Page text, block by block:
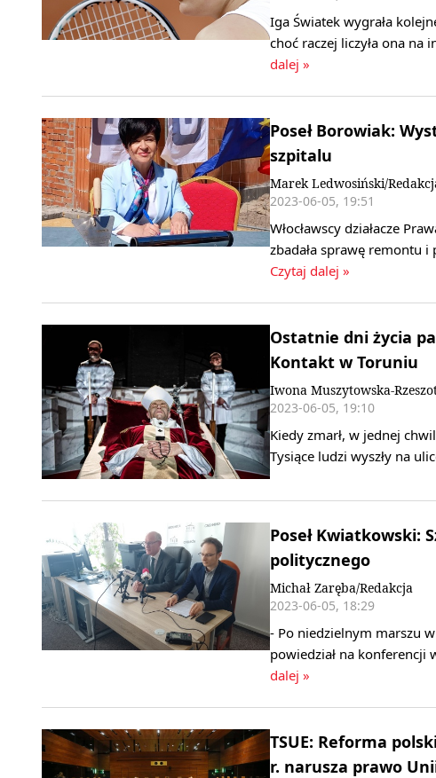
Iga Światek wygrała
choć raczej liczyła ona na
dalej »
Poseł Borowiak:
szpitalu
Marek Ledwosiński/
2023-06-05, 19:51
Włocławscy działacze
zbadała sprawę remontu
Czytaj dalej »
Ostatnie dni życia
Kontakt w Toruniu
Iwona Muszytowska-
2023-06-05, 19:10
Kiedy zmarł, w jednej
Tysiące ludzi wyszły na
Poseł Kwiatkowski:
politycznego
Michał Zaręba/Redakcja
2023-06-05, 18:29
- Po niedzielnym marszu
powiedział na konferencji
dalej »
TSUE: Reforma
r. narusza prawo